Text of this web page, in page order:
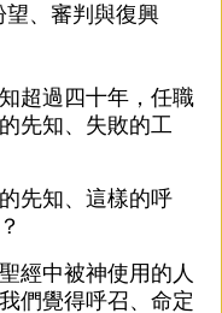
、審判與復興
超過四十年，任職
先知、失敗的工
先知、這樣的呼
經中被神使用的人
們覺得呼召、命定